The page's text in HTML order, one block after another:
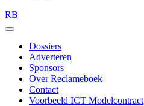
RB
Dossiers
Adverteren
Sponsors
Over Reclameboek
Contact
Voorbeeld ICT Modelcontract